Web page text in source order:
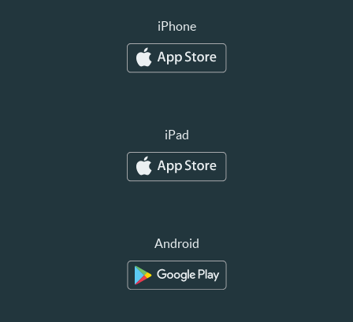
iPhone
iPad
Android